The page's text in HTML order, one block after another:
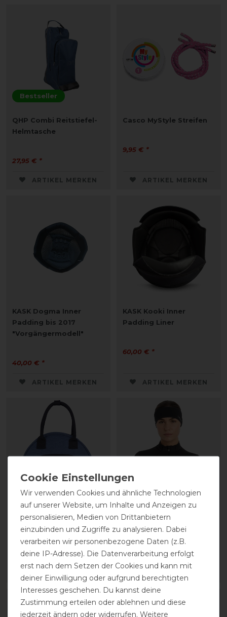
Bestseller
QHP Combi Reitstiefel-
Helmtasche
27,95 € *
ARTIKEL MERKEN
Casco MyStyle Streifen
9,95 € *
ARTIKEL MERKEN
KASK Dogma Inner
Padding bis 2017
"Vorgängermodell"
40,00 € *
ARTIKEL MERKEN
KASK Kooki Inner
Padding Liner
60,00 € *
ARTIKEL MERKEN
QHP Reithelmtasche
22,95 € *
LeMieux Stirnband mit
19,95 € *
Wir verwenden Cookies und ähnliche Technologien
auf unserer Website, um Inhalte und Anzeigen zu
personalisieren, Medien von Drittanbietern
einzubinden und Zugriffe zu analysieren. Dabei
verarbeiten wir personenbezogene Daten (z.B.
deine IP-Adresse). Die Datenverarbeitung erfolgt
erst nach dem Setzen der Cookies und kann mit
deiner Einwilligung oder aufgrund berechtigten
Interesses geschehen. Du kannst deine
Zustimmung erteilen oder ablehnen und diese
jederzeit ändern oder widerrufen. Weitere